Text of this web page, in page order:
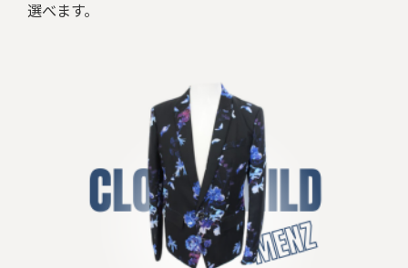
選べます。